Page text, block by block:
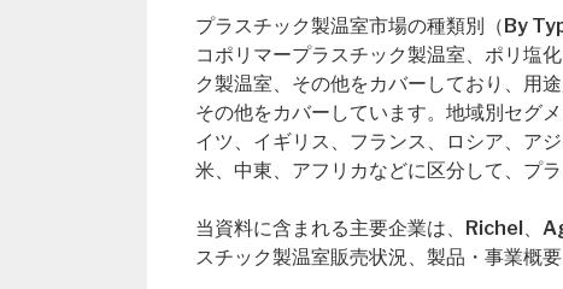
プラスチック製温室市場の種類別（By
コポリマープラスチック製温室、ポリ塩
ク製温室、その他をカバーしており、用
その他をカバーしています。地域別セグ
イツ、イギリス、フランス、ロシア、ア
米、中東、アフリカなどに区分して、プ
当資料に含まれる主要企業は、Richel
スチック製温室販売状況、製品・事業概